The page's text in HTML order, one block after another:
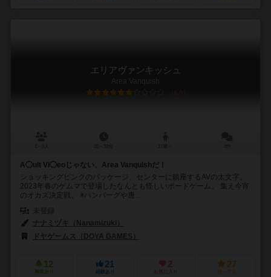
エリアヴァンキッシュ
Area Vanquish
6.0
A◯ult Vi◯eoじゃない、Area Vanquishだ！
ショッキングピンクのパッケージ、センターに鎮座するAVの太文字。
2023年春のゲムマで登場したなんとも怪しいボードゲーム。 集え今宵
のオカズ決定戦。 ※ハンバーグや唐...
ナナミヅキ（Nanamizuki）
ドヤゲームス（DOYA GAMES）
12
興味あり
21
経験あり
2
お気に入り
27
持ってる